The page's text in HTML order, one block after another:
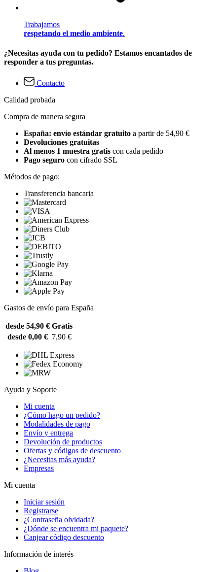
Trabajamos
respetando el medio ambiente.
¿Necesitas ayuda con tu pedido? Estamos encantados de
responder a tus preguntas.
Contacto
Calidad probada
Compra de manera segura
España: envío estándar gratuito a partir de 54,90 €
Devoluciones gratuitas
Al menos 1 muestra gratis con cada pedido
Pago seguro con cifrado SSL
Métodos de pago:
Transferencia bancaria
Gastos de envío para España
desde 54,90 € Gratis
desde 0,00 € 7,90 €
Ayuda y Soporte
Mi cuenta
¿Cómo hago un pedido?
Modalidades de pago
Envío y entrega
Devolución de productos
Ofertas y códigos de descuento
¿Necesitas más ayuda?
Empresas
Mi cuenta
Iniciar sesión
Registrarse
¿Contraseña olvidada?
¿Dónde se encuentra mi paquete?
Canjear código descuento
Información de interés